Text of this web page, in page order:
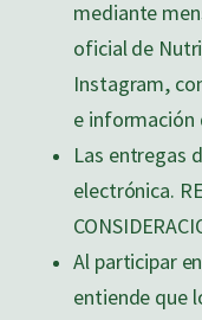
mediante
oficial de
Instagram,
e información
Las entregas
electrónica.
Al participar
entiende que